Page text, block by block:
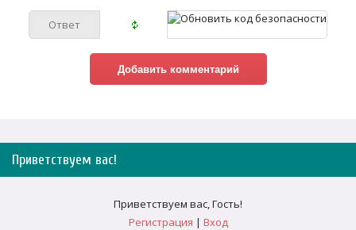
Приветствуем вас!
Приветствуем вас,Гость!
Регистрация | Вход